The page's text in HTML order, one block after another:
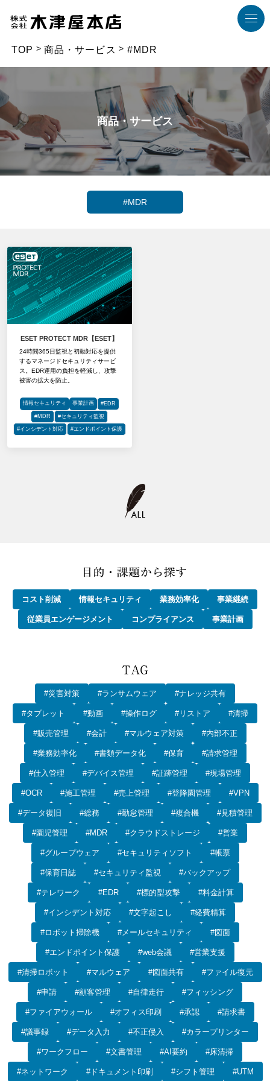
TOP 商品・サービス #MDR
商品・サービス
#MDR
ESET PROTECT MDR【ESET】
24時間365日監視と初動対応を提供
するマネージドセキュリティサービ
ス。EDR運用の負担を軽減し、攻撃
被害の拡大を防止。
情報セキュリティ 事業計画 #EDR
#MDR #セキュリティ監視
#インシデント対応 #エンドポイント保護
コスト削減 情報セキュリティ 業務効率化 事業継続
従業員エンゲージメント コンプライアンス 事業計画
#災害対策 #ランサムウェア #ナレッジ共有
#タブレット #動画 #操作ログ #リストア #清掃
#販売管理 #会計 #マルウェア対策 #内部不正
#業務効率化 #書類データ化 #保育 #請求管理
#仕入管理 #デバイス管理 #証跡管理 #現場管理
#OCR #施工管理 #売上管理 #登降園管理 #VPN
#データ復旧 #総務 #勤怠管理 #複合機 #見積管理
#園児管理 #MDR #クラウドストレージ #営業
#グループウェア #セキュリティソフト #帳票
#保育日誌 #セキュリティ監視 #バックアップ
#テレワーク #EDR #標的型攻撃 #料金計算
#インシデント対応 #文字起こし #経費精算
#ロボット掃除機 #メールセキュリティ #図面
#エンドポイント保護 #web会議 #営業支援
#清掃ロボット #マルウェア #図面共有 #ファイル復元
#申請 #顧客管理 #自律走行 #フィッシング
#ファイアウォール #オフィス印刷 #承認 #請求書
#議事録 #データ入力 #不正侵入 #カラープリンター
#ワークフロー #文書管理 #AI要約 #床清掃
#ネットワーク #ドキュメント印刷 #シフト管理 #UTM